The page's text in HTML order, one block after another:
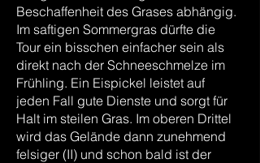
Beschaffenheit des Grases abhängig.
Im saftigen Sommergras dürfte die
Tour ein bisschen einfacher sein als
direkt nach der Schneeschmelze im
Frühling. Ein Eispickel leistet auf
jeden Fall gute Dienste und sorgt für
Halt im steilen Gras. Im oberen Drittel
wird das Gelände dann zunehmend
felsiger (II) und schon bald ist der